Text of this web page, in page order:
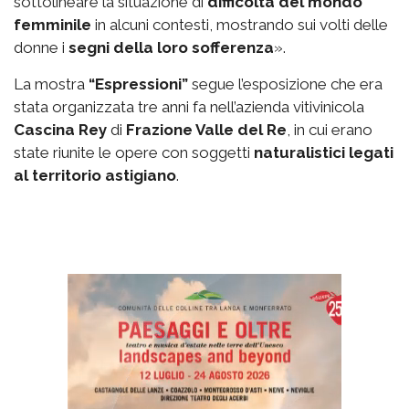
femminile in alcuni contesti, mostrando sui volti delle
donne i segni della loro sofferenza».
La mostra “Espressioni” segue l’esposizione che era
stata organizzata tre anni fa nell’azienda vitivinicola
Cascina Rey di Frazione Valle del Re , in cui erano
state riunite le opere con soggetti naturalistici legati
al territorio astigiano.